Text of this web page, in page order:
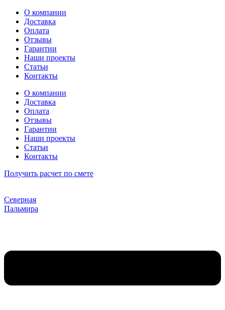
Перейти
содержимому
О компании
Доставка
Оплата
Отзывы
Гарантии
Наши проекты
Статьи
Контакты
О компании
Доставка
Оплата
Отзывы
Гарантии
Наши проекты
Статьи
Контакты
Получить расчет по смете
Северная
Пальмира